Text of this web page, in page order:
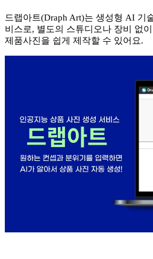
드랩아트(Draph Art)는 생성형 AI 기
비스로, 별도의 스튜디오나 장비 없
제품사진을 쉽게 제작할 수 있어요.